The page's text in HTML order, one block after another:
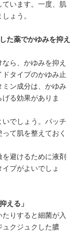
います。一度、肌
ょう。
た薬でかゆみを抑え
ら、かゆみを抑え
タイプのかゆみ止
ン成分は、かゆみ
る効果がありま
でしょう。パッチ
て肌を整えておく
避けるために液剤
プがよいでしょ
える」
りすると細菌が入
ュクジュクした膿